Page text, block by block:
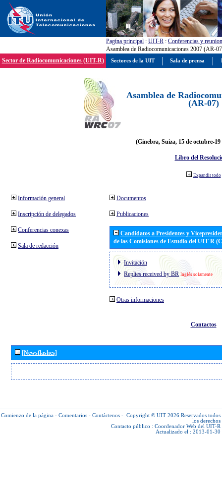
Pagína principal : UIT-R : Conferencias y
Asamblea de Radiocomunicaciones 2007 (AR-
Sector de Radiocomunicaciones (UIT-R)
Asamblea de
(AR-07)
(Ginebra, Suiza, 15 de octubre-19
Libro del
Expandir todo
Información general
Inscripción de delegados
Conferencias conexas
Sala de redacción
Documentos
Publicaciones
Candidatos a Presidentes y
de las Comisiones de Estudio del UIT R
Invitación
Replies received by BR Inglés solamente
Otras informaciones
Contactos
[Newsflashes]
Comienzo de la página - Comentarios - Contáctenos - Copyright © UIT 2026 Reservados todos
los derechos
Contacto público : Coordenador Web del UIT-R
Actualizado el : 2013-01-30
Sectores de la UIT Sala de prensa